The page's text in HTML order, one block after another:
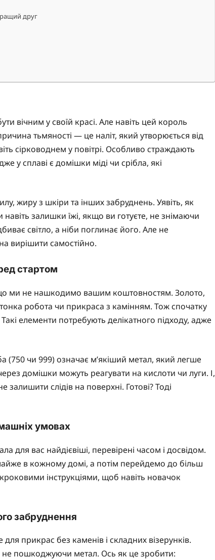
друг
вічним у своїй красі. Але навіть цей король
тьмяності — це наліт, який утворюється від
сірководнем у повітрі. Особливо страждають
у сплаві є домішки міді чи срібла, які
жиру з шкіри та інших забруднень. Уявіть, як
залишки їжі, якщо ви готуєте, не знімаючи
світло, а ніби поглинає його. Але не
вирішити самостійно.
стартом
ми не нашкодимо вашим коштовностям. Золото,
робота чи прикраса з камінням. Тож спочатку
елементи потребують делікатного підходу, адже
чи 999) означає м’якіший метал, який легше
домішки можуть реагувати на кислоти чи луги. І,
слідів на поверхні. Готові? Тоді
умовах
для вас найдієвіші, перевірені часом і досвідом.
в кожному домі, а потім перейдемо до більш
інструкціями, щоб навіть новачок
забруднення
прикрас без каменів і складних візерунків.
пошкоджуючи метал. Ось як це зробити: